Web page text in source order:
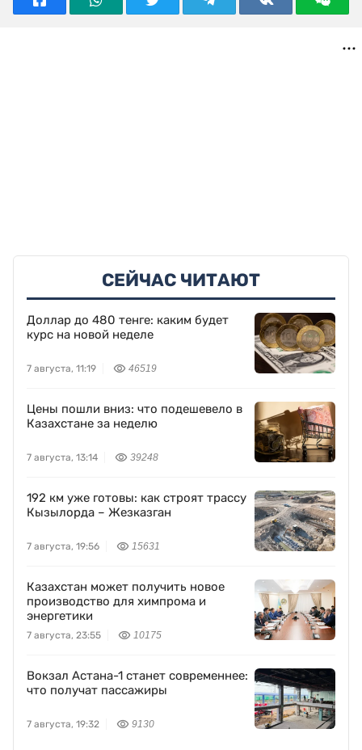
СЕЙЧАС ЧИТАЮТ
Доллар до 480 тенге: каким будет
курс на новой неделе
7 августа, 11:19 46519
Цены пошли вниз: что подешевело в
Казахстане за неделю
7 августа, 13:14 39248
192 км уже готовы: как строят трассу
Кызылорда – Жезказган
7 августа, 19:56 15631
Казахстан может получить новое
производство для химпрома и
энергетики
7 августа, 23:55 10175
Вокзал Астана-1 станет современнее:
что получат пассажиры
7 августа, 19:32 9130